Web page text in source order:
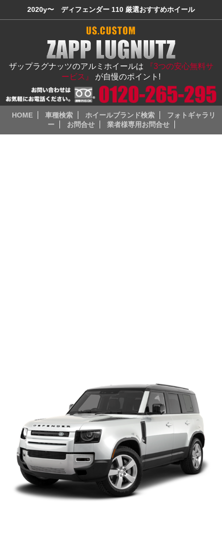
2020y〜 ディフェンダー 110 厳選おすすめホイール
ザップラグナッツのアルミホイールは
『3つの安心無料サ
ービス』 が自慢のポイント!
HOME 車種検索 ホイールブランド検索
フォトギャラリ
ー
お問合せ 業者様専用お問合せ